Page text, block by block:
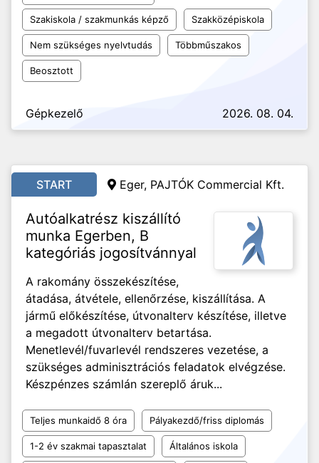
Szakiskola / szakmunkás képző Szakközépiskola
Nem szükséges nyelvtudás Többműszakos
Beosztott
Gépkezelő 2026. 08. 04.
START Eger, PAJTÓK Commercial Kft.
Autóalkatrész kiszállító
munka Egerben, B
kategóriás jogosítvánnyal
A rakomány összekészítése,
átadása, átvétele, ellenőrzése, kiszállítása. A
jármű előkészítése, útvonalterv készítése, illetve
a megadott útvonalterv betartása.
Menetlevél/fuvarlevél rendszeres vezetése, a
szükséges adminisztrációs feladatok elvégzése.
Készpénzes számlán szereplő áruk...
Teljes munkaidő 8 óra Pályakezdő/friss diplomás
1-2 év szakmai tapasztalat Általános iskola